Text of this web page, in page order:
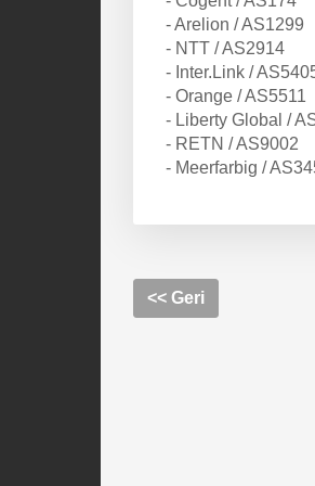
- Arelion / AS1299
- NTT / AS2914
- Inter.Link /
- Orange / AS5511
- Liberty Global /
- RETN / AS9002
- Meerfarbig /
<< Geri